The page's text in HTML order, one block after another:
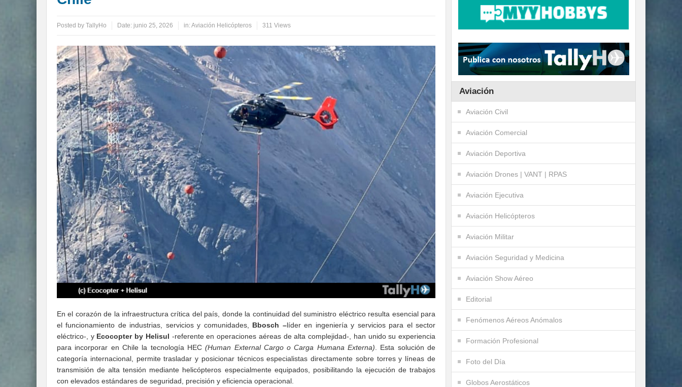
Posted by TallyHo Date: junio 25, 2026 in:Aviación Helicópteros 311 Views
En el corazón de la infraestructura crítica del país, donde la continuidad del suministro eléctrico resulta esencial para
el funcionamiento de industrias, servicios y comunidades, Bbosch –líder en ingeniería y servicios para el sector
eléctrico-, y Ecocopter by Helisul -referente en operaciones aéreas de alta complejidad-, han unido su experiencia
para incorporar en Chile la tecnología HEC(Human External Cargo o Carga Humana Externa). Esta solución de
categoría internacional, permite trasladar y posicionar técnicos especialistas directamente sobre torres y líneas de
transmisión de alta tensión mediante helicópteros especialmente equipados, posibilitando la ejecución de trabajos
con elevados estándares de seguridad, precisión y eficiencia operacional.
Aviación
Aviación Civil
Aviación Comercial
Aviación Deportiva
Aviación Drones | VANT | RPAS
Aviación Ejecutiva
Aviación Helicópteros
Aviación Militar
Aviación Seguridad y Medicina
Aviación Show Aéreo
Editorial
Fenómenos Aéreos Anómalos
Formación Profesional
Foto del Día
Globos Aerostáticos